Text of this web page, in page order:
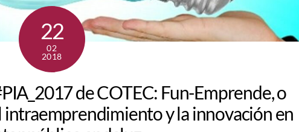
22
02
2018
de COTEC: Fun-Emprende, o
y la innovación en